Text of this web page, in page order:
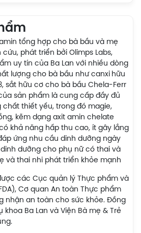
tổng hợp cho bà bầu và mẹ
phát triển bởi Olimps Labs,
uy tín của Ba Lan với nhiều dòng
lượng cho bà bầu như canxi hữu
sắt hữu cơ cho bà bầu Chela-Ferr
sản phẩm là cung cấp đầy đủ
chất thiết yếu, trong đó magie,
kẽm dạng axit amin chelate
khả năng hấp thu cao, ít gây lắng
ứng nhu cầu dinh dưỡng ngày
dưỡng cho phụ nữ có thai và
và thai nhi phát triển khỏe mạnh
các Cục quản lý Thực phẩm và
Cơ quan An toàn Thực phẩm
nhận an toàn cho sức khỏe. Đồng
khoa Ba Lan và Viện Bà mẹ & Trẻ